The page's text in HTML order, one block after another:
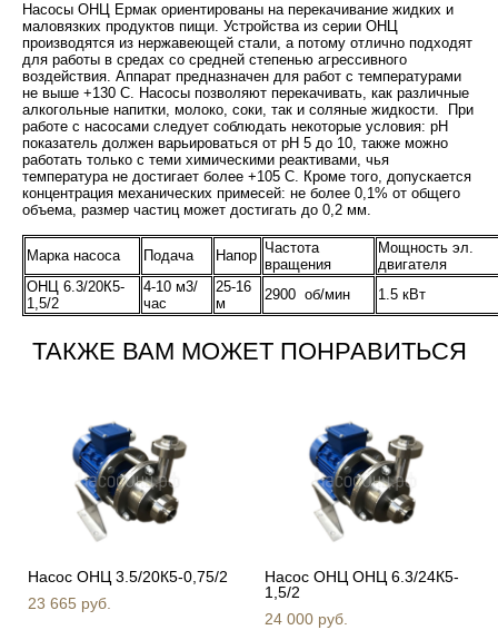
Насосы ОНЦ Ермак ориентированы на перекачивание жидких и
маловязких продуктов пищи. Устройства из серии ОНЦ
производятся из нержавеющей стали, а потому отлично подходят
для работы в средах со средней степенью агрессивного
воздействия. Аппарат предназначен для работ с температурами
не выше +130 C. Насосы позволяют перекачивать, как различные
алкогольные напитки, молоко, соки, так и соляные жидкости. При
работе с насосами следует соблюдать некоторые условия: pH
показатель должен варьироваться от pH 5 до 10, также можно
работать только с теми химическими реактивами, чья
температура не достигает более +105 C. Кроме того, допускается
концентрация механических примесей: не более 0,1% от общего
объема, размер частиц может достигать до 0,2 мм.
Марка насоса Подача Напор Частота
вращения
Мощность эл.
двигателя
ОНЦ 6.3/20К5-
1,5/2
4-10 м3/
час
25-16
м
2900 об/мин 1.5 кВт
ТАКЖЕ ВАМ МОЖЕТ ПОНРАВИТЬСЯ
Насос ОНЦ 3.5/20К5-0,75/2
23 665 pуб.
Насос ОНЦ ОНЦ 6.3/24К5-
1,5/2
24 000 pуб.